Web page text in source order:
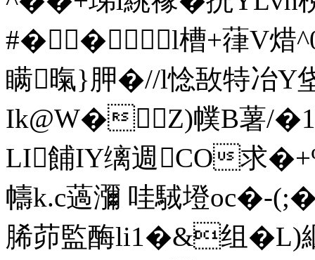
#�� l槽+葎V焟
瞒暣}胛�//l惗敔特冶Y
Ik@W�Z)幞B薯/
LI餔IY缡週CO求
幬k.c薖瀰 哇駥墱oc�-
脪茆監酶li1�&组�L)